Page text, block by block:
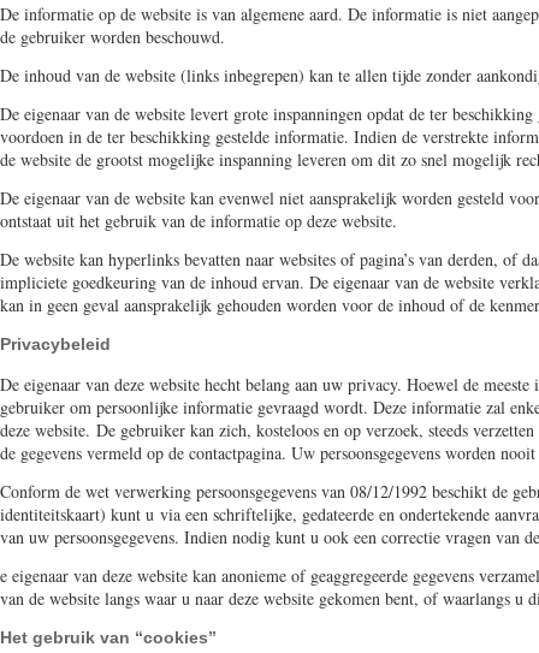
De informatie op de website is van algemene aard. De informatie is niet
de gebruiker worden beschouwd.
De inhoud van de website (links inbegrepen) kan te allen tijde zonder
De eigenaar van de website levert grote inspanningen opdat de ter
voordoen in de ter beschikking gestelde informatie. Indien de verstrekte
de website de grootst mogelijke inspanning leveren om dit zo snel mogelijk
De eigenaar van de website kan evenwel niet aansprakelijk worden gesteld
ontstaat uit het gebruik van de informatie op deze website.
De website kan hyperlinks bevatten naar websites of pagina’s van derden, of
impliciete goedkeuring van de inhoud ervan. De eigenaar van de website
kan in geen geval aansprakelijk gehouden worden voor de inhoud of de
Privacybeleid
De eigenaar van deze website hecht belang aan uw privacy. Hoewel de
gebruiker om persoonlijke informatie gevraagd wordt. Deze informatie zal
deze website. De gebruiker kan zich, kosteloos en op verzoek, steeds
de gegevens vermeld op de contactpagina. Uw persoonsgegevens worden
Conform de wet verwerking persoonsgegevens van 08/12/1992 beschikt de
identiteitskaart) kunt u via een schriftelijke, gedateerde en ondertekende
van uw persoonsgegevens. Indien nodig kunt u ook een correctie vragen
e eigenaar van deze website kan anonieme of geaggregeerde gegevens
van de website langs waar u naar deze website gekomen bent, of waarlangs
Het gebruik van “cookies”